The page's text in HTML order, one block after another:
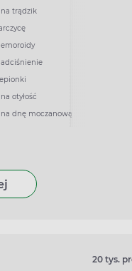
na trądzik
otyłość
na dnę moczanową
20 tys.